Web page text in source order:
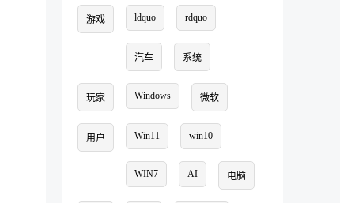
游戏 ldquo rdquo
汽车 系统
玩家 Windows 微软
用户 Win11 win10
WIN7 AI 电脑